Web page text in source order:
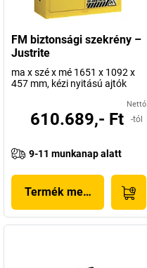
FM biztonsági szekrény –
Justrite
ma x szé x mé 1651 x 1092 x
457 mm, kézi nyitású ajtók
Nettó
610.689,- Ft -tól
9-11 munkanap alatt
Termék megjelenítése